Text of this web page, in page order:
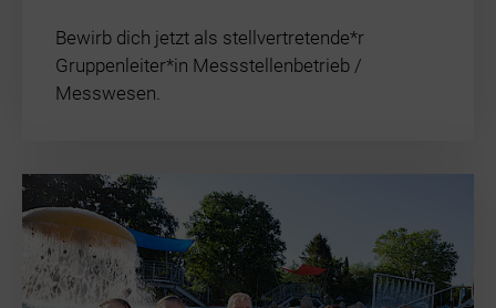
Bewirb dich jetzt als stellvertretende*r
Gruppenleiter*in Messstellenbetrieb /
Messwesen.